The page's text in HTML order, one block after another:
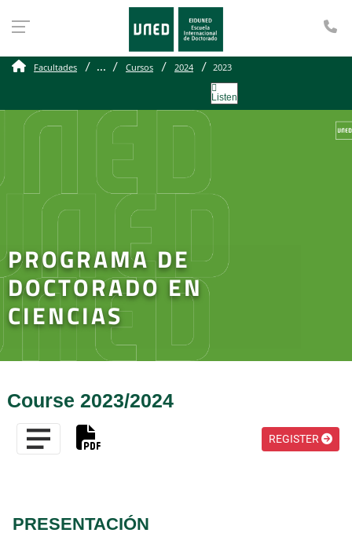
Facultades ... Cursos 2024 2023
Listen
PROGRAMA DE
DOCTORADO EN
CIENCIAS
Course 2023/2024
REGISTER
PRESENTACIÓN